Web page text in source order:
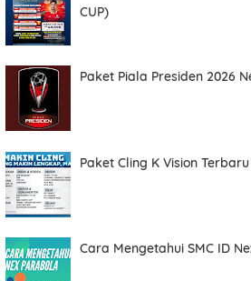
CUP)
Paket Piala Presiden 2026
Paket Cling K Vision
Cara Mengetahui SMC ID